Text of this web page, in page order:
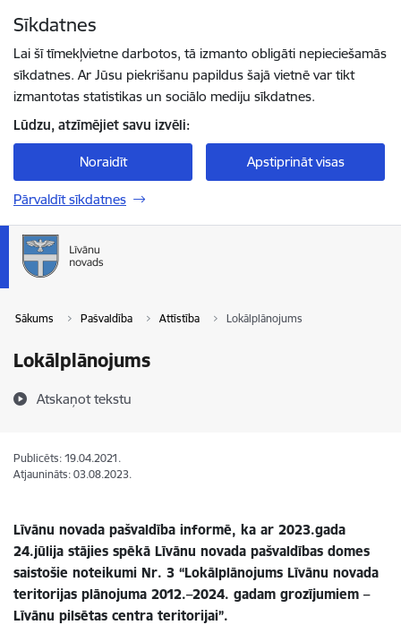
Sīkdatnes
Lai šī tīmekļvietne darbotos, tā izmanto obligāti nepieciešamās
sīkdatnes. Ar Jūsu piekrišanu papildus šajā vietnē var tikt
izmantotas statistikas un sociālo mediju sīkdatnes.
Lūdzu, atzīmējiet savu izvēli:
Noraidīt Apstiprināt visas
Pārvaldīt sīkdatnes
Sākums Pašvaldība Attīstība Lokālplānojums
Lokālplānojums
Atskaņot tekstu
Publicēts: 19.04.2021.
Atjaunināts: 03.08.2023.
Līvānu novada pašvaldība informē, ka ar 2023.gada
24.jūlija stājies spēkā Līvānu novada pašvaldības domes
saistošie noteikumi Nr. 3 “Lokālplānojums Līvānu novada
teritorijas plānojuma 2012.–2024. gadam grozījumiem –
Līvānu pilsētas centra teritorijai”.